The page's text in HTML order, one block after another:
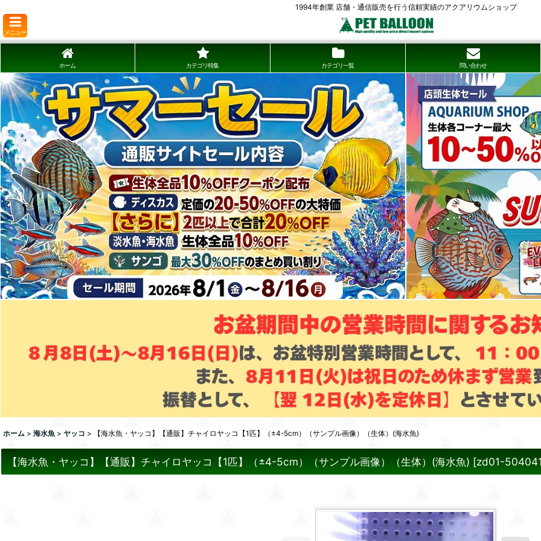
1994年創業 店舗・通信販売を行う信頼実績のアクアリウムショップ
メニュー
ホーム カテゴリ特集 カテゴリ一覧 問い合わせ
ホーム > 海水魚 > ヤッコ > 【海水魚・ヤッコ】【通販】チャイロヤッコ【1匹】（±4-5cm）（サンプル画像）（生体）(海水魚)
【海水魚・ヤッコ】【通販】チャイロヤッコ【1匹】（±4-5cm）（サンプル画像）（生体）(海水魚) [zd01-